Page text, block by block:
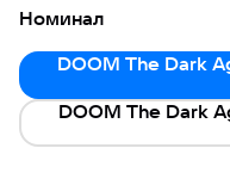
СНГ и РФ
Латинская
Номинал
DOOM The Dark
DOOM The Dark